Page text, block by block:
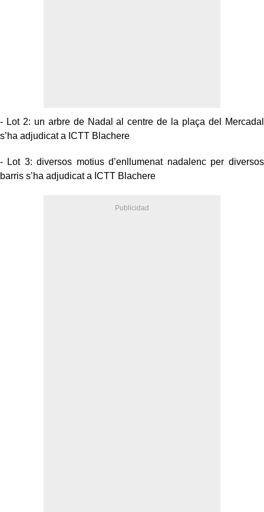
- Lot 2: un arbre de Nadal al centre de la plaça del Mercadal
s’ha adjudicat a ICTT Blachere
- Lot 3: diversos motius d’enllumenat nadalenc per diversos
barris s’ha adjudicat a ICTT Blachere